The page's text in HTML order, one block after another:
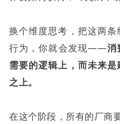
换个维度思考，把这两
行为，你就会发现——消
需要的逻辑上，而未来
之上。
在这个阶段，所有的厂商